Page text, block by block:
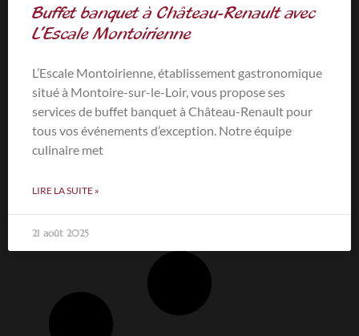
Buffet banquet à Château-Renault avec
L’Escale Montoirienne
L’Escale Montoirienne, établissement gastronomique
situé à Montoire-sur-le-Loir, vous propose ses
services de buffet banquet à Château-Renault pour
tous vos événements d’exception. Notre équipe
culinaire met
LIRE LA SUITE »
21 août 2025